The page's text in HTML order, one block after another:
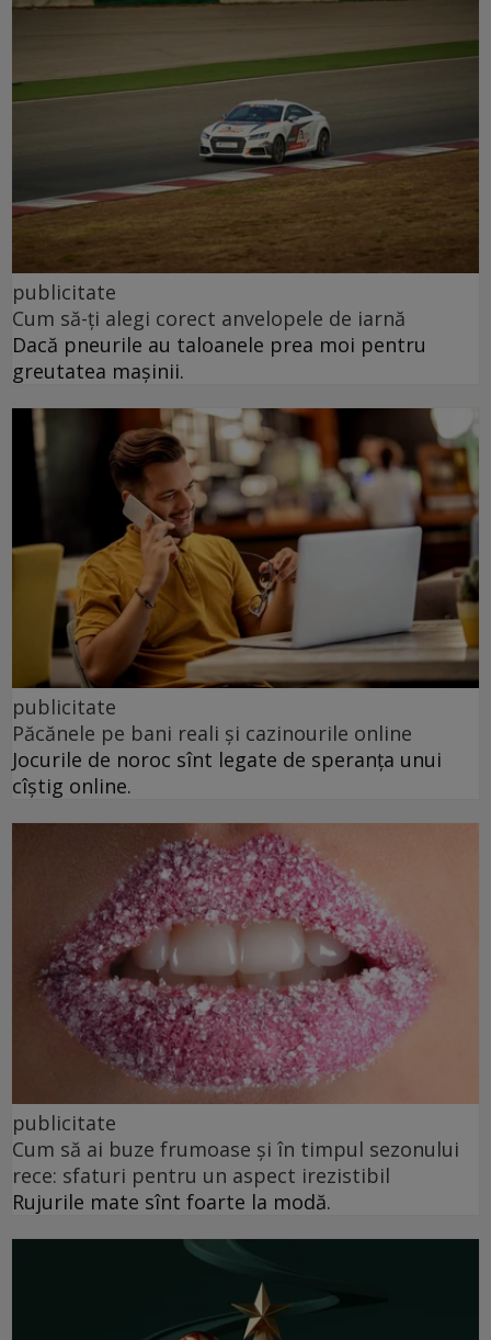
publicitate
Cum să-ți alegi corect anvelopele de iarnă
Dacă pneurile au taloanele prea moi pentru
greutatea mașinii.
publicitate
Păcănele pe bani reali și cazinourile online
Jocurile de noroc sînt legate de speranța unui
cîștig online.
publicitate
Cum să ai buze frumoase şi în timpul sezonului
rece: sfaturi pentru un aspect irezistibil
Rujurile mate sînt foarte la modă.